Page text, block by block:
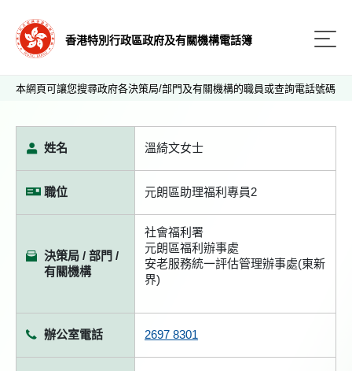
香港特別行政區政府及有關機構電話簿
本網頁可讓您搜尋政府各決策局/部門及有關機構的職員或查詢電話號碼
姓名 溫綺文女士
職位 元朗區助理福利專員2
決策局 / 部門 /
有關機構
社會福利署
元朗區福利辦事處
安老服務統一評估管理辦事處(東新
界)
辦公室電話 2697 8301